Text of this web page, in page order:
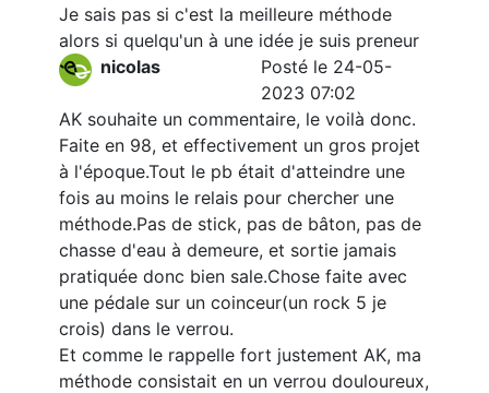
Je sais pas si c'est la meilleure méthode
alors si quelqu'un à une idée je suis preneur
nicolas
Posté le 24-05-
2023 07:02
AK souhaite un commentaire, le voilà donc.
Faite en 98, et effectivement un gros projet
à l'époque.Tout le pb était d'atteindre une
fois au moins le relais pour chercher une
méthode.Pas de stick, pas de bâton, pas de
chasse d'eau à demeure, et sortie jamais
pratiquée donc bien sale.Chose faite avec
une pédale sur un coinceur(un rock 5 je
crois) dans le verrou.
Et comme le rappelle fort justement AK, ma
méthode consistait en un verrou douloureux,